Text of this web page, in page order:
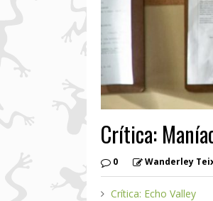
Crítica:
0 Wanderley
Crítica: Echo Valley